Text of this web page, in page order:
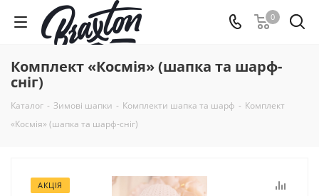
0
Комплект «Космія» (шапка та шарф-
сніг)
Каталог - Зимові шапки - Комплекти шапка та шарф - Комплект
«Космія» (шапка та шарф-сніг)
АКЦІЯ